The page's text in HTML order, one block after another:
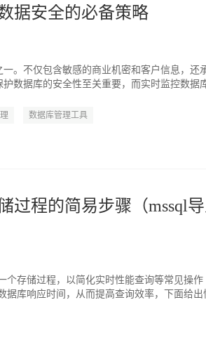
据安全的必备策略
。不仅包含敏感的商业机密和客户信息，还
数据库的安全性至关重要，而实时监控数据
数据库管理工具
过程的简易步骤（mssql
个存储过程，以简化实时性能查询等常见操作
据库响应时间，从而提高查询效率，下面给出